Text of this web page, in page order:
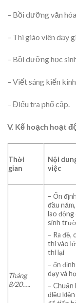
– Bồi dưỡng văn
– Thi giáo viên dạy
– Bồi dưỡng học
– Viết sáng kiến
– Điểu tra phổ cập.
V. Kế hoạch hoạt
Thời
gian
Nội
việc
Tháng
8/20…..
– Ổn
đầu
lao động
sinh
– Ra đề,
thi vào
thi lại
– ổn
dạy và
– Chuẩn
điều